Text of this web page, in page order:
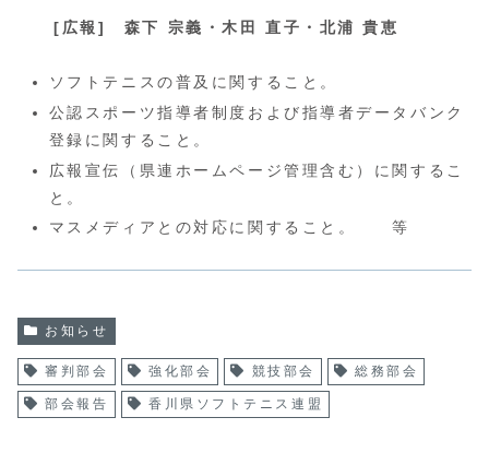
[広報] 森下 宗義・木田 直子・北浦 貴恵
ソフトテニスの普及に関すること。
公認スポーツ指導者制度および指導者データバンク
登録に関すること。
広報宣伝（県連ホームページ管理含む）に関するこ
と。
マスメディアとの対応に関すること。 等
お知らせ
審判部会 強化部会 競技部会 総務部会
部会報告 香川県ソフトテニス連盟